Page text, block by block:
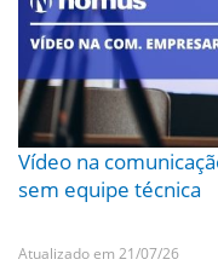
Vídeo na
sem equipe técnica
Atualizado em 21/07/26